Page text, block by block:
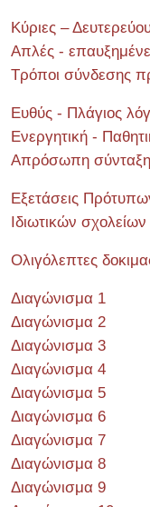
Κύριες –
Απλές -
Τρόποι σύνδεσης
Ευθύς - Πλάγιος
Ενεργητική -
Απρόσωπη σύνταξη
Εξετάσεις
Ιδιωτικών
Ολιγόλεπτες
Διαγώνισμα 1
Διαγώνισμα 2
Διαγώνισμα 3
Διαγώνισμα 4
Διαγώνισμα 5
Διαγώνισμα 6
Διαγώνισμα 7
Διαγώνισμα 8
Διαγώνισμα 9